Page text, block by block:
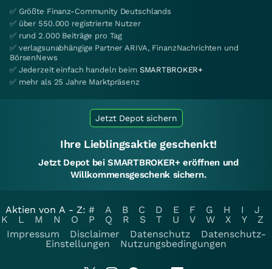
✅ Größte Finanz-Community Deutschlands
✅ über 550.000 registrierte Nutzer
✅ rund 2.000 Beiträge pro Tag
✅ verlagsunabhängige Partner ARIVA, FinanzNachrichten und
BörsenNews
✅ Jederzeit einfach handeln beim SMARTBROKER+
✅ mehr als 25 Jahre Marktpräsenz
Jetzt Depot sichern
Ihre Lieblingsaktie geschenkt!
Jetzt Depot bei SMARTBROKER+ eröffnen und
Willkommensgeschenk sichern.
Aktien von A - Z: # A B C D E F G H I
J
K
L M N O P Q R S T U V W X Y
Z
Impressum
Disclaimer Datenschutz
Datenschutz-
Einstellungen
Nutzungsbedingungen